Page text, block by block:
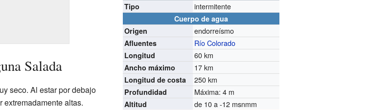
Tipo
intermitente
Cuerpo de agua
Origen
endorreísmo
Afluentes Río Colorado
Longitud 60 km
Ancho máximo 17 km
Longitud de costa 250 km
Profundidad Máxima: 4 m
Altitud de 10 a -12 msnmm
Salada
seco. Al estar por debajo
extremadamente altas.